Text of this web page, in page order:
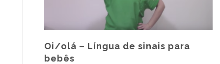
Oi/olá – Língua de sinais para
bebês